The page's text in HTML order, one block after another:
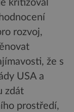
kritizoval
rozvoj,
že s
USA a
zdát
prostředí,